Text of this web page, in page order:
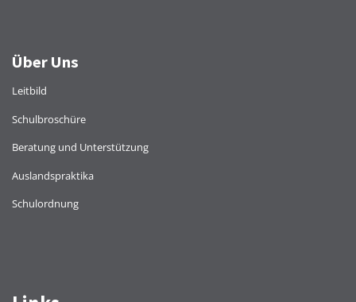
Über Uns
Leitbild
Schulbroschüre
Beratung und Unterstützung
Auslandspraktika
Schulordnung